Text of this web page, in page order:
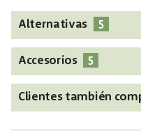
Alternativas 5
Accesorios 5
Clientes también